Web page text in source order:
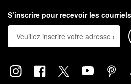
S’inscrire pour recevoir les